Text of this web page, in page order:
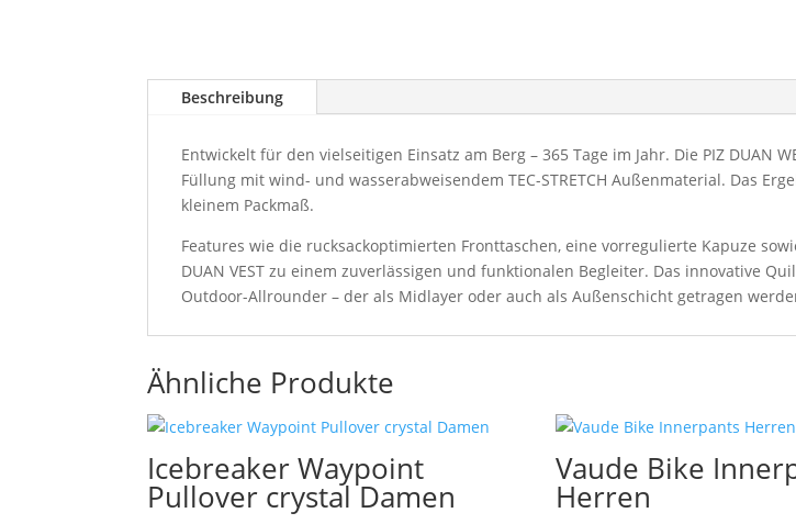
Beschreibung
Entwickelt für den vielseitigen Einsatz am Berg – 365 Tage im Jahr. Die PIZ DUAN
Füllung mit wind- und wasserabweisendem TEC-STRETCH Außenmaterial. Das
kleinem Packmaß.
Features wie die rucksackoptimierten Fronttaschen, eine vorregulierte Kapuze
DUAN VEST zu einem zuverlässigen und funktionalen Begleiter. Das innovative
Outdoor-Allrounder – der als Midlayer oder auch als Außenschicht getragen
Ähnliche Produkte
Icebreaker Waypoint
Pullover crystal Damen
Vaude Bike
Herren